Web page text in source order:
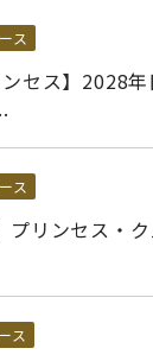
ス
セス】2028
ス
プリンセス・
ス